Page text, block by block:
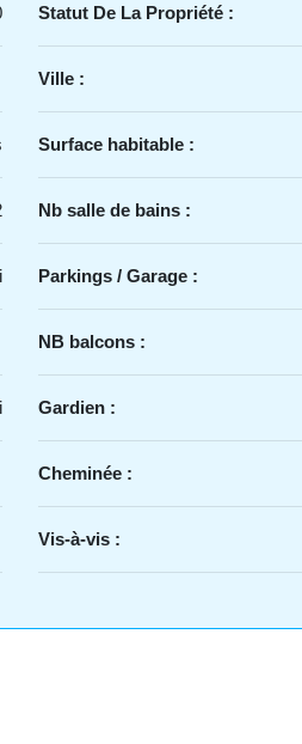
Statut De La Propriété :
Ville :
Surface habitable :
Nb salle de bains :
Parkings / Garage :
NB balcons :
Gardien :
Cheminée :
Vis-à-vis :